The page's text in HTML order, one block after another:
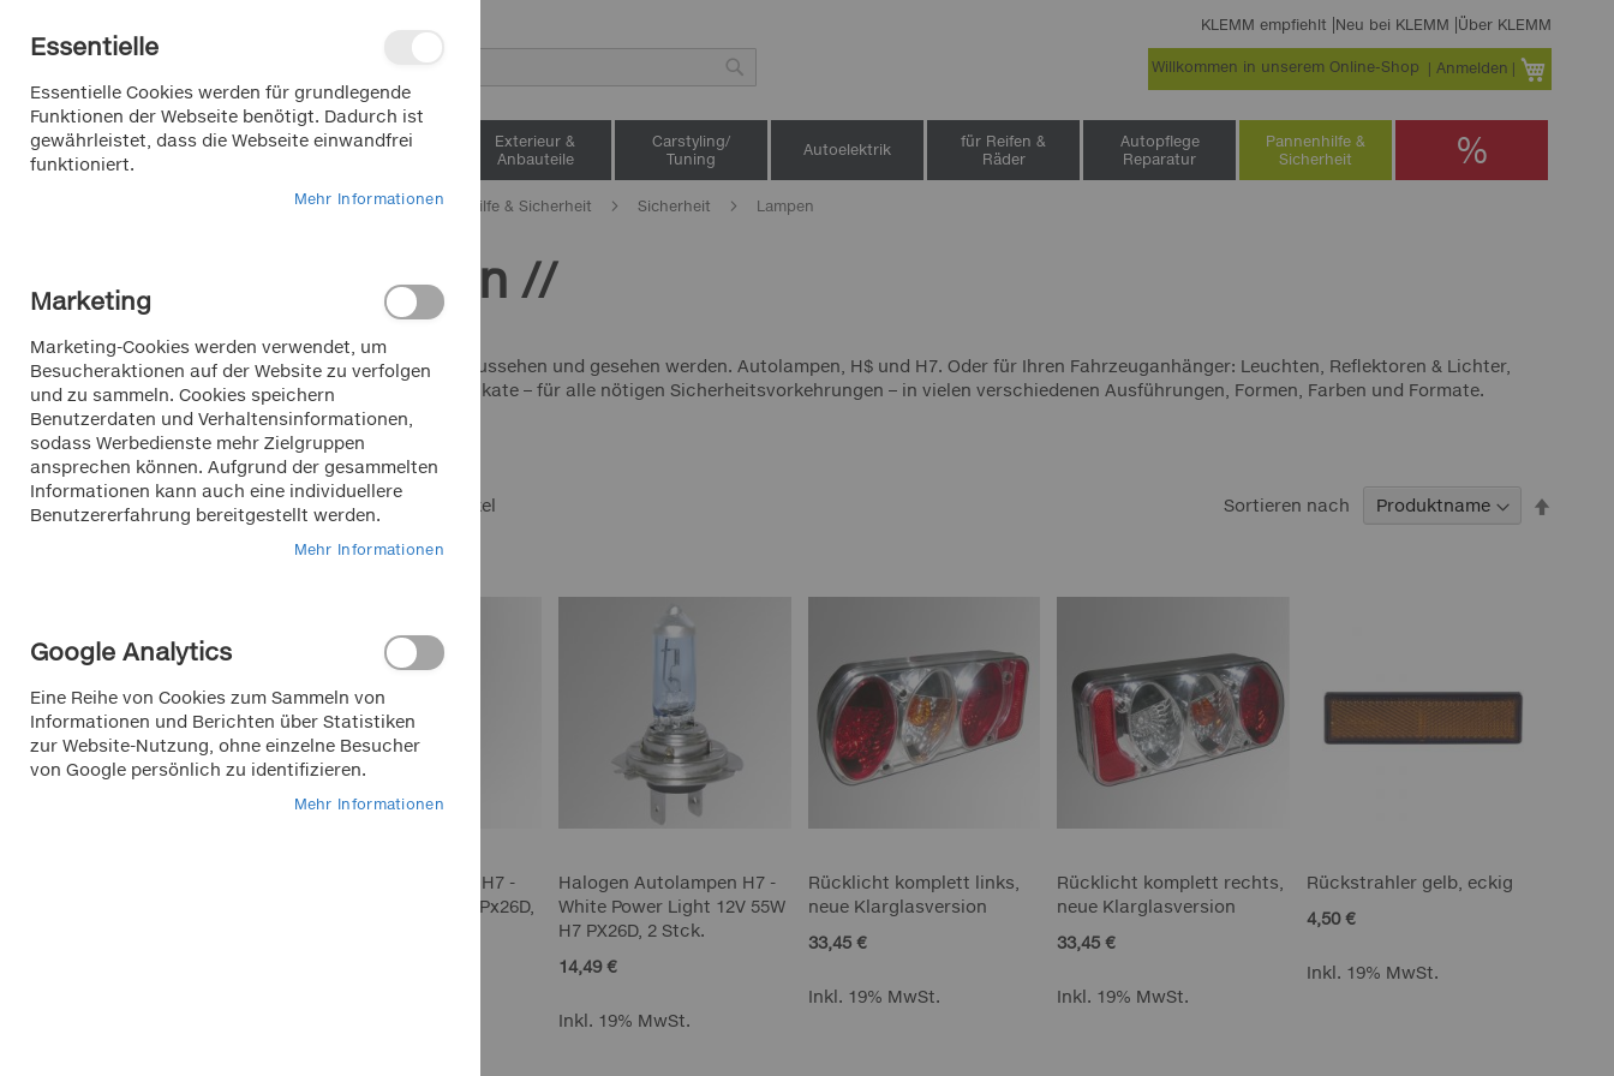
KLEMM empfiehlt Neu bei KLEMM Über KLEMM
Willkommen in unserem Online-Shop Anmelden
Suche
Interieur &
Exterieur &
Anbauteile
Carstyling/
Tuning
Autoelektrik
für Reifen &
Räder
Autopflege
Reparatur
Pannenhilfe &
Sicherheit
%
Home Pannenhilfe & Sicherheit Sicherheit Lampen
Lampen //
Immer gut sehen, aussehen und gesehen werden. Autolampen, H$ und H7. Oder für Ihren Fahrzeuganhänger: Leuchten, Reflektoren & Lichter,
LEDs – für alle Fabrikate – für alle nötigen Sicherheitsvorkehrungen – in vielen verschiedenen Ausführungen, Formen, Farben und Formate.
Ansicht
als
RasterListe Artikel Sortieren nach
Halogen Autolampe H7 -
Glühlampe 12V 55W Px26D,
Halogen Autolampen H7 -
White Power Light 12V 55W
H7 PX26D, 2 Stck.
14,49 €
Inkl. 19% MwSt.
Rücklicht komplett links,
neue Klarglasversion
33,45 €
Inkl. 19% MwSt.
Rücklicht komplett rechts,
neue Klarglasversion
33,45 €
Inkl. 19% MwSt.
Rückstrahler gelb, eckig
4,50 €
Inkl. 19% MwSt.
Saisonartikel Winter
Lkw/Transporter/Bus
HOTLINE
+49 911 988 315 00
Mo.-Fr. 9 - 18 Uhr für Sie da
Marken bei Klemm
Dino
EUFAB
FOLIATEC
Essentielle
Essentielle Cookies werden für grundlegende
Funktionen der Webseite benötigt. Dadurch ist
gewährleistet, dass die Webseite einwandfrei
funktioniert.
Mehr Informationen
Marketing
Marketing-Cookies werden verwendet, um
Besucheraktionen auf der Website zu verfolgen
und zu sammeln. Cookies speichern
Benutzerdaten und Verhaltensinformationen,
sodass Werbedienste mehr Zielgruppen
ansprechen können. Aufgrund der gesammelten
Informationen kann auch eine individuellere
Benutzererfahrung bereitgestellt werden.
Mehr Informationen
Google Analytics
Eine Reihe von Cookies zum Sammeln von
Informationen und Berichten über Statistiken
zur Website-Nutzung, ohne einzelne Besucher
von Google persönlich zu identifizieren.
Mehr Informationen